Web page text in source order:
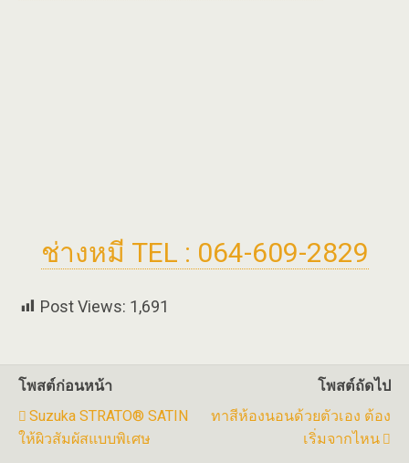
ช่างหมี TEL : 064-609-2829
Post Views: 1,691
โพสต์ก่อนหน้า
Suzuka STRATO® SATIN
ให้ผิวสัมผัสแบบพิเศษ
โพสต์ถัดไป
ทาสีห้องนอนด้วยตัวเอง ต้อง
เริ่มจากไหน